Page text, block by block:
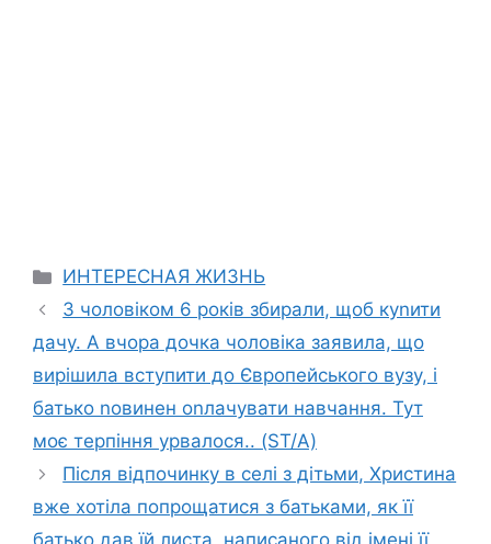
Categories
ИНТЕРЕСНАЯ ЖИЗНЬ
З чоловіком 6 років збирали, щоб куnити
дачу. А вчора дочка чоловіка заявила, що
вирішила вступити до Європейського вузу, і
батько nовинен оnлачувати навчання. Тут
моє терпіння урвалося.. (ST/A)
Після відпочинку в селі з дітьми, Христина
вже хотіла попрощатися з батьками, як її